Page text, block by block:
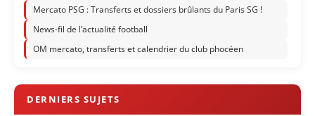
Mercato PSG : Transferts et dossiers brûlants du Paris SG !
News-fil de l’actualité football
OM mercato, transferts et calendrier du club phocéen